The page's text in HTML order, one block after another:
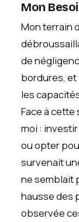
Mon
Mon terrain
de
bordures,
les
Face à
moi :
ou opter
survenait
ne semblait
hausse des
observée